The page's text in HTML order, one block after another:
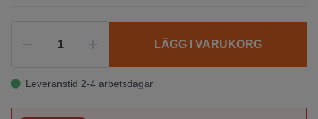
LÄGG I VARUKORG
Leveranstid 2-4 arbetsdagar